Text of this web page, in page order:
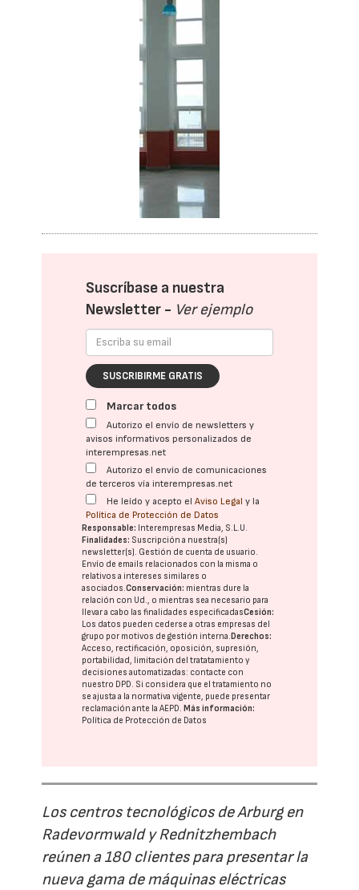
Suscríbase a nuestra
Newsletter - Ver ejemplo
SUSCRIBIRME GRATIS
Marcar todos
Autorizo el envío de newsletters y
avisos informativos personalizados de
interempresas.net
Autorizo el envío de comunicaciones
de terceros vía interempresas.net
He leído y acepto elAviso Legal y la
Política de Protección de Datos
Responsable: Interempresas Media, S.L.U.
Finalidades: Suscripción a nuestra(s)
newsletter(s). Gestión de cuenta de usuario.
Envío de emails relacionados con la misma o
relativos a intereses similares o
asociados.Conservación: mientras dure la
relación con Ud., o mientras sea necesario para
llevar a cabo las finalidades especificadasCesión:
Los datos pueden cederse a otras empresas del
grupo por motivos de gestión interna.Derechos:
Acceso, rectificación, oposición, supresión,
portabilidad, limitación del tratatamiento y
decisiones automatizadas: contacte con
nuestro DPD. Si considera que el tratamiento no
se ajusta a la normativa vigente, puede presentar
reclamación ante laAEPD.Más información:
Política de Protección de Datos
Los centros tecnológicos de Arburg en
Radevormwald y Rednitzhembach
reúnen a 180 clientes para presentar la
nueva gama de máquinas eléctricas